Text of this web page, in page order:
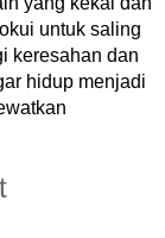
untuk saling
keresahan dan
hidup menjadi